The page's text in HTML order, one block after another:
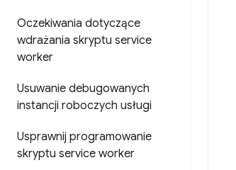
Oczekiwania dotyczące
wdrażania skryptu service
worker
Usuwanie debugowanych
instancji roboczych usługi
Usprawnij programowanie
skryptu service worker